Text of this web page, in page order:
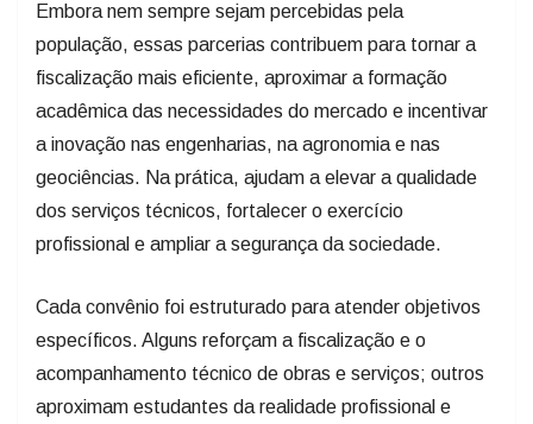
Embora nem sempre sejam percebidas pela
população, essas parcerias contribuem para tornar a
fiscalização mais eficiente, aproximar a formação
acadêmica das necessidades do mercado e incentivar
a inovação nas engenharias, na agronomia e nas
geociências. Na prática, ajudam a elevar a qualidade
dos serviços técnicos, fortalecer o exercício
profissional e ampliar a segurança da sociedade.
Cada convênio foi estruturado para atender objetivos
específicos. Alguns reforçam a fiscalização e o
acompanhamento técnico de obras e serviços; outros
aproximam estudantes da realidade profissional e